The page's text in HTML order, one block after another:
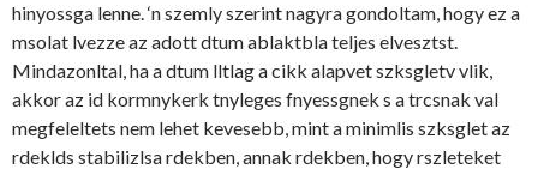
hinyossga lenne. ‘n szemly szerint nagyra gondoltam, hogy ez a
msolat lvezze az adott dtum ablaktbla teljes elvesztst.
Mindazonltal, ha a dtum lltlag a cikk alapvet szksgletv vlik,
akkor az id kormnykerk tnyleges fnyessgnek s a trcsnak val
megfeleltets nem lehet kevesebb, mint a minimlis szksglet az
rdeklds stabilizlsa rdekben, annak rdekben, hogy rszleteket